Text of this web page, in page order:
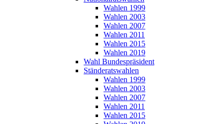
Wahlen 1999
Wahlen 2003
Wahlen 2007
Wahlen 2011
Wahlen 2015
Wahlen 2019
Wahl Bundespräsident
Ständeratswahlen
Wahlen 1999
Wahlen 2003
Wahlen 2007
Wahlen 2011
Wahlen 2015